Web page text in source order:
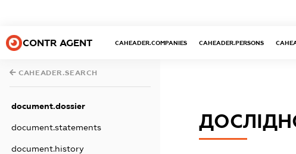
CONTR AGENT CAHEADER.COMPANIES CAHEADER.PERSONS
CAHEADER.SEARCH
document.dossier
document.statements
document.history